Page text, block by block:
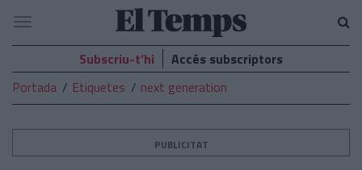
El
Temps
Navegació
Subscriu-t’hi
Accés subscriptors
Portada
Etiquetes next generation
PUBLICITAT